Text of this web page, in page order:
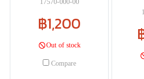
17570-000-00
฿1,200
Out of stock
Compare